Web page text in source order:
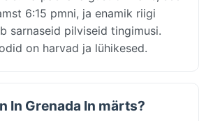
6:15 pmni, ja enamik riigi
sarnaseid pilviseid tingimusi.
on harvad ja lühikesed.
In Grenada In märts?